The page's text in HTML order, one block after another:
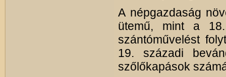
A népgazdaság
ütemű, mint a
szántóművelést
19. századi
szőlőkapások